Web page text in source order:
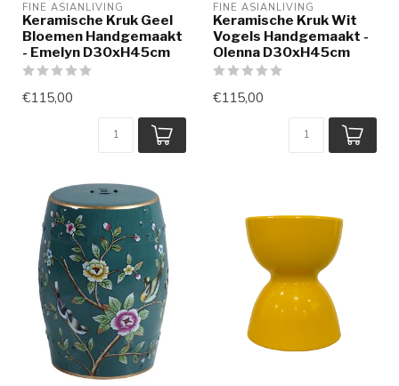
FINE ASIANLIVING
Keramische Kruk Geel
Bloemen Handgemaakt
- Emelyn D30xH45cm
€115,00
FINE ASIANLIVING
Keramische Kruk Wit
Vogels Handgemaakt -
Olenna D30xH45cm
€115,00